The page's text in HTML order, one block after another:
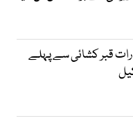
قبر کشائی سے پہلے